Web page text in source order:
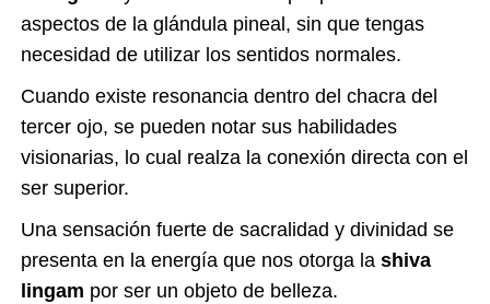
aspectos de la glándula pineal, sin que tengas
necesidad de utilizar los sentidos normales.
Cuando existe resonancia dentro del chacra del
tercer ojo, se pueden notar sus habilidades
visionarias, lo cual realza la conexión directa con el
ser superior.
Una sensación fuerte de sacralidad y divinidad se
presenta en la energía que nos otorga la shiva
lingam por ser un objeto de belleza.